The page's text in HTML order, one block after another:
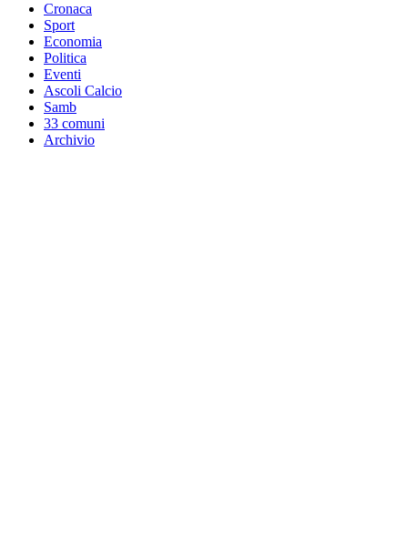
Cronaca
Sport
Economia
Politica
Eventi
Ascoli Calcio
Samb
33 comuni
Archivio